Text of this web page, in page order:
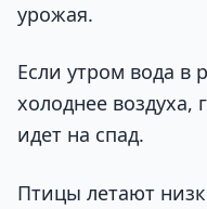
урожая.
Если утром вода в
холоднее воздуха,
идет на спад.
Птицы летают